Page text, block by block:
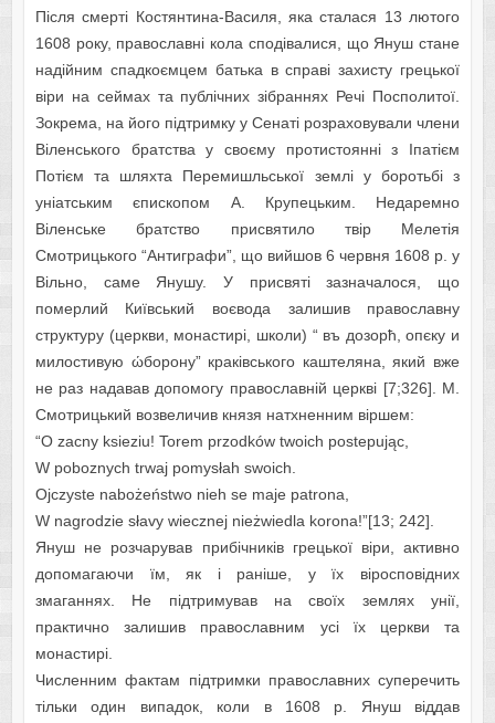
Після смерті Костянтина-Василя, яка сталася 13 лютого
1608 року, православні кола сподівалися, що Януш стане
надійним спадкоємцем батька в справі захисту грецької
віри на сеймах та публічних зібраннях Речі Посполитої.
Зокрема, на його підтримку у Сенаті розраховували члени
Віленського братства у своєму протистоянні з Іпатієм
Потієм та шляхта Перемишльської землі у боротьбі з
уніатським єпископом А. Крупецьким. Недаремно
Віленське братство присвятило твір Мелетія
Смотрицького “Антиграфи”, що вийшов 6 червня 1608 р. у
Вільно, саме Янушу. У присвяті зазначалося, що
померлий Київський воєвода залишив православну
структуру (церкви, монастирі, школи) “ въ дозорћ, опєку и
милостивую ώборону” краківського каштеляна, який вже
не раз надавав допомогу православній церкві [7;326]. М.
Смотрицький возвеличив князя натхненним віршем:
“O zacny ksiezіu! Torem przodków twoich postepując,
W poboznych trwaj pomysłah swoich.
Ojczyste nabożeństwo nieh se maje patrona,
W nagrodzie słavy wiecznej nieżwiedla korona!”[13; 242].
Януш не розчарував прибічників грецької віри, активно
допомагаючи їм, як і раніше, у їх віросповідних
змаганнях. Не підтримував на своїх землях унії,
практично залишив православним усі їх церкви та
монастирі.
Численним фактам підтримки православних суперечить
тільки один випадок, коли в 1608 р. Януш віддав